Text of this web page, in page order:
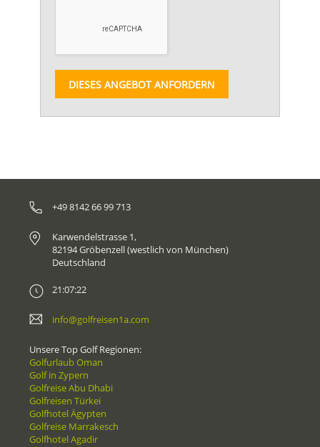
DIESES ANGEBOT ANFORDERN
+49 8142 66 99 713
Karwendelstrasse 1,
82194 Gröbenzell (westlich von München)
Deutschland
21:07:22
info@golfreisen1a.com
Unsere Top Golf Regionen:
Golfurlaub Oman
Golf in Zypern
Golfreise Abu Dhabi
Golfreisen Türkei
Golfhotel Ägypten
Golfreise Marrakesch
Golfhotel Agadir